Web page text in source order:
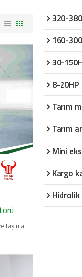
taşıma
320-
160-
30-
8-
Tarım
Tarım
Mini
Kargo